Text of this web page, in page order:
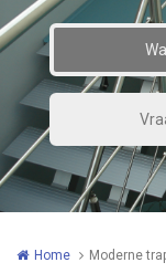
Home Moderne